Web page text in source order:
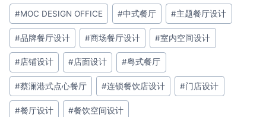
文
章
标
签：
#MOC DESIGN OFFICE #中式餐厅 #主题餐厅设计
#品牌餐厅设计 #商场餐厅设计 #室内空间设计
#店铺设计 #店面设计 #粤式餐厅
#蔡澜港式点心餐厅 #连锁餐饮店设计 #门店设计
#餐厅设计 #餐饮空间设计